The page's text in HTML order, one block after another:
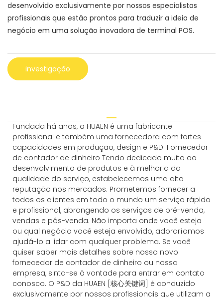
desenvolvido exclusivamente por nossos especialistas
profissionais que estão prontos para traduzir a ideia de
negócio em uma solução inovadora de terminal POS.
investigação
Fundada há anos, a HUAEN é uma fabricante
profissional e também uma fornecedora com fortes
capacidades em produção, design e P&D. Fornecedor
de contador de dinheiro Tendo dedicado muito ao
desenvolvimento de produtos e à melhoria da
qualidade do serviço, estabelecemos uma alta
reputação nos mercados. Prometemos fornecer a
todos os clientes em todo o mundo um serviço rápido
e profissional, abrangendo os serviços de pré-venda,
vendas e pós-venda. Não importa onde você esteja
ou qual negócio você esteja envolvido, adoraríamos
ajudá-lo a lidar com qualquer problema. Se você
quiser saber mais detalhes sobre nosso novo
fornecedor de contador de dinheiro ou nossa
empresa, sinta-se à vontade para entrar em contato
conosco. O P&D da HUAEN [核心关键词] é conduzido
exclusivamente por nossos profissionais que utilizam a